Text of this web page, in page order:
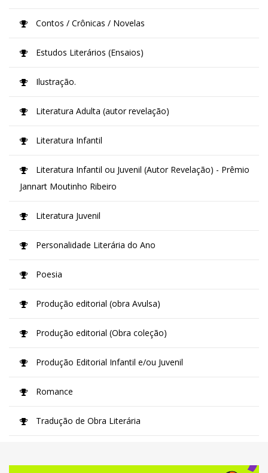
Contos / Crônicas / Novelas
Estudos Literários (Ensaios)
Ilustração.
Literatura Adulta (autor revelação)
Literatura Infantil
Literatura Infantil ou Juvenil (Autor Revelação) - Prêmio
Jannart Moutinho Ribeiro
Literatura Juvenil
Personalidade Literária do Ano
Poesia
Produção editorial (obra Avulsa)
Produção editorial (Obra coleção)
Produção Editorial Infantil e/ou Juvenil
Romance
Tradução de Obra Literária